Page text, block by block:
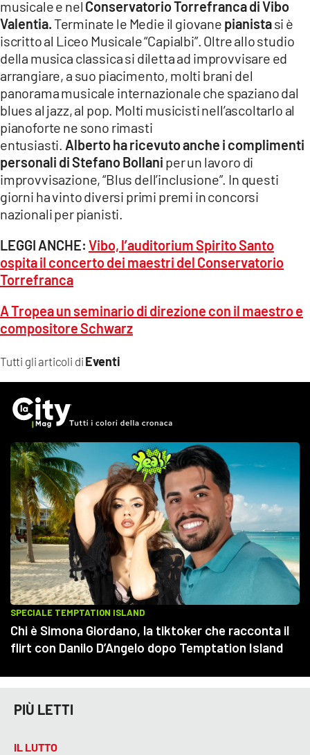
Tutti gli articoli di Eventi
musicale e nel Conservatorio Torrefranca di Vibo
Valentia.Terminate le Medie il giovane pianistasi è
iscritto al Liceo Musicale “Capialbi”. Oltre allo studio
della musica classica si diletta ad improvvisare ed
arrangiare, a suo piacimento, molti brani del
panorama musicale internazionale che spaziano dal
blues al jazz, al pop. Molti musicisti nell’ascoltarlo al
pianoforte ne sono rimasti
entusiasti. Alberto ha ricevuto anche i complimenti
personali di Stefano Bollani per un lavoro di
improvvisazione, “Blus dell’inclusione”. In questi
giorni ha vinto diversi primi premi in concorsi
nazionali per pianisti.
LEGGI ANCHE: Vibo, l’auditorium Spirito Santo
ospita il concerto dei maestri del Conservatorio
Torrefranca
A Tropea un seminario di direzione con il maestro e
compositore Schwarz
PIÙ LETTI
IL LUTTO